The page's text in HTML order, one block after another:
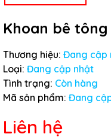
Khoan bê
Thương hiệu: Đang cập
Loại: Đang cập nhật
Tình trạng: Còn hàng
Mã sản phẩm: Đang
Liên hệ